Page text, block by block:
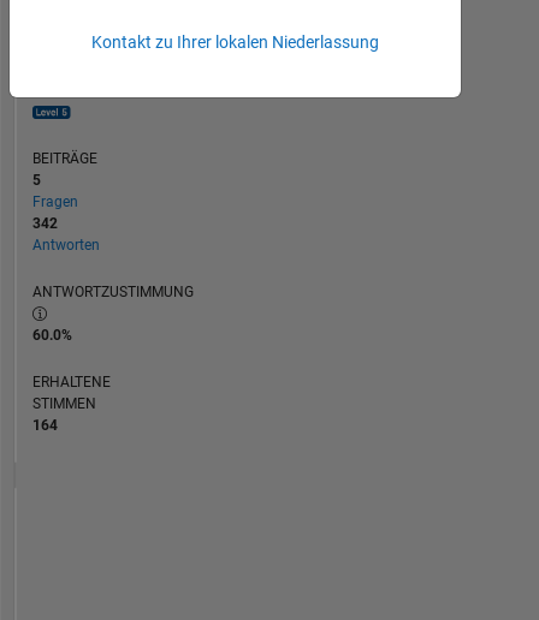
BEITRÄGE
5
Fragen
342
Antworten
ANTWORTZUSTIMMUNG
60.0%
ERHALTENE
STIMMEN
164
Kontakt zu Ihrer lokalen Niederlassung